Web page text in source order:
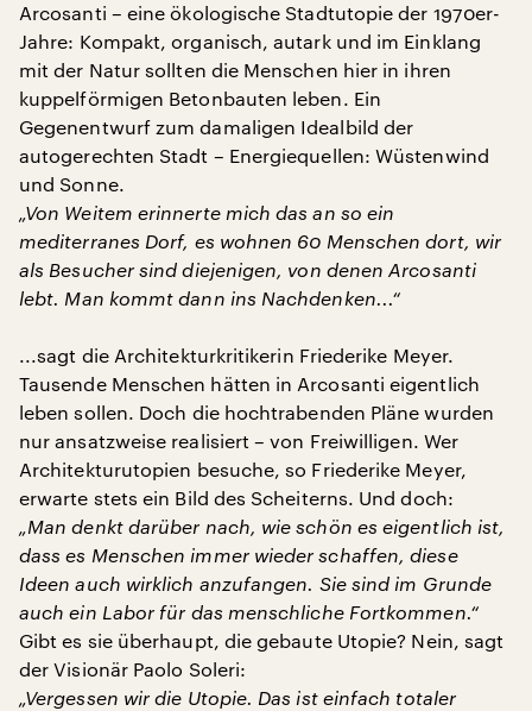
Arcosanti – eine ökologische Stadtutopie der 1970er-
Jahre: Kompakt, organisch, autark und im Einklang
mit der Natur sollten die Menschen hier in ihren
kuppelförmigen Betonbauten leben. Ein
Gegenentwurf zum damaligen Idealbild der
autogerechten Stadt – Energiequellen: Wüstenwind
und Sonne.
„Von Weitem erinnerte mich das an so ein
mediterranes Dorf, es wohnen 60 Menschen dort, wir
als Besucher sind diejenigen, von denen Arcosanti
lebt. Man kommt dann ins Nachdenken...“
...sagt die Architekturkritikerin Friederike Meyer.
Tausende Menschen hätten in Arcosanti eigentlich
leben sollen. Doch die hochtrabenden Pläne wurden
nur ansatzweise realisiert – von Freiwilligen. Wer
Architekturutopien besuche, so Friederike Meyer,
erwarte stets ein Bild des Scheiterns. Und doch:
„Man denkt darüber nach, wie schön es eigentlich ist,
dass es Menschen immer wieder schaffen, diese
Ideen auch wirklich anzufangen. Sie sind im Grunde
auch ein Labor für das menschliche Fortkommen.“
Gibt es sie überhaupt, die gebaute Utopie? Nein, sagt
der Visionär Paolo Soleri:
„Vergessen wir die Utopie. Das ist einfach totaler